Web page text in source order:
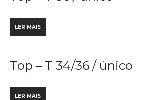
LER MAIS
Top – T 34/36 / único
LER MAIS